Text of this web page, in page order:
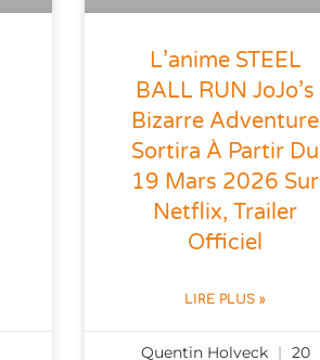
L’anime STEEL
BALL RUN JoJo’s
Bizarre Adventure
Sortira À Partir Du
19 Mars 2026 Sur
Netflix, Trailer
Officiel
LIRE PLUS »
Quentin Holveck
20